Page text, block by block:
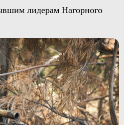
лидерам Нагорного